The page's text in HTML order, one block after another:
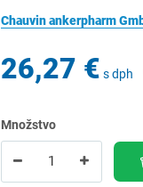
Chauvin ankerpharm
26,27 € s dph
Množstvo